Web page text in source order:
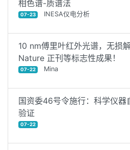
相色谱-质谱法
07-23 INESA仪电分析
10 nm傅里叶红外光谱，无损
Nature 正刊等标志性成果！
07-22 Mina
国资委46号令施行：科学仪器
验证
07-22